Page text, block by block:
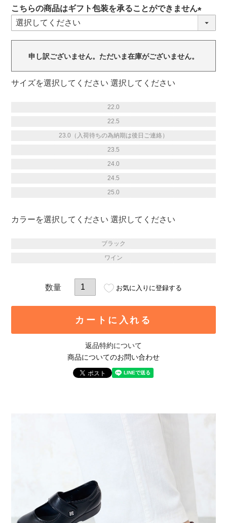
こちらの商品はギフト包装を承ることができません
(必
申し訳ございません。ただいま在庫がございません。
サイズ 選択してください
22.0
22.5
23.0（入荷待ちの為納期は後日ご連絡）
23.5
24.0
24.5
25.0
カラー 選択してください
ブラック
ワイン
お気に入りに登録する
カートに入れる
返品特約について
商品についてのお問い合わせ